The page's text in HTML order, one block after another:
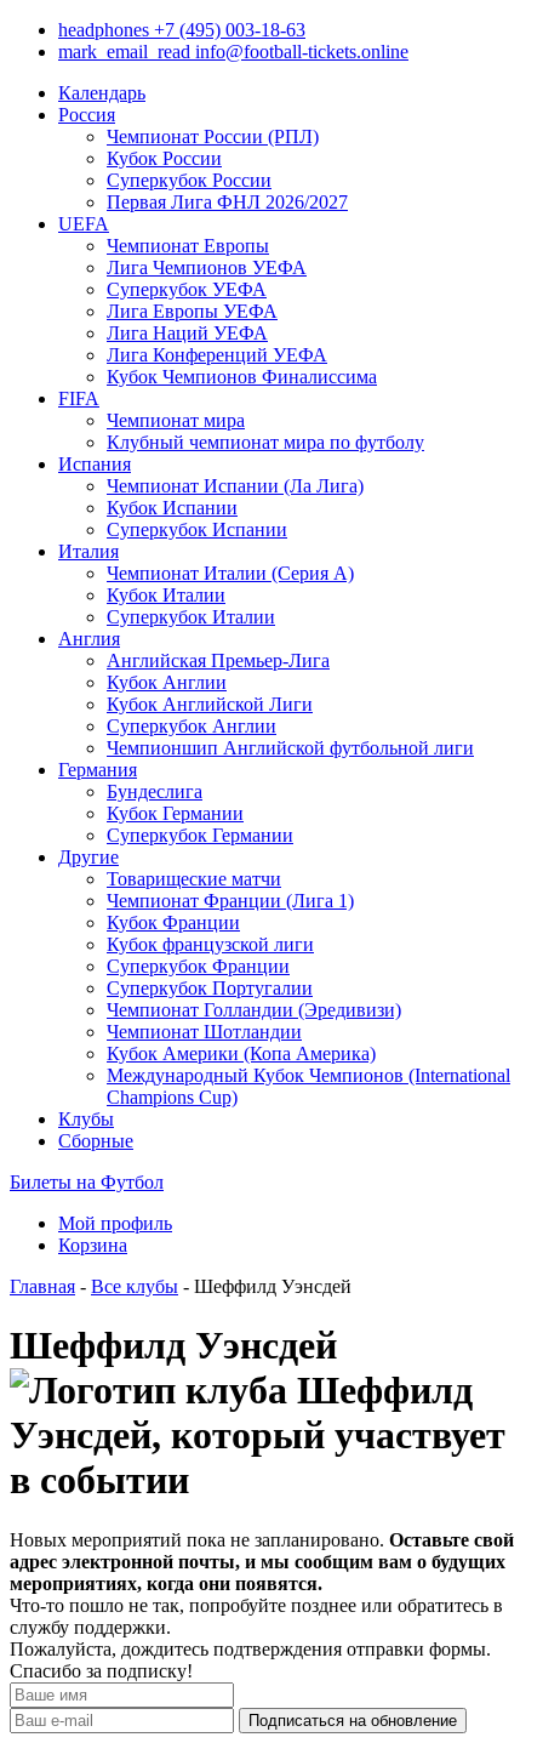
headphones +7 (495) 003-18-63
mark_email_read info@football-tickets.online
Календарь
Россия
Чемпионат России (РПЛ)
Кубок России
Суперкубок России
Первая Лига ФНЛ 2026/2027
UEFA
Чемпионат Европы
Лига Чемпионов УЕФА
Суперкубок УЕФА
Лига Европы УЕФА
Лига Наций УЕФА
Лига Конференций УЕФА
Кубок Чемпионов Финалиссима
FIFA
Чемпионат мира
Клубный чемпионат мира по футболу
Испания
Чемпионат Испании (Ла Лига)
Кубок Испании
Суперкубок Испании
Италия
Чемпионат Италии (Серия А)
Кубок Италии
Суперкубок Италии
Англия
Английская Премьер-Лига
Кубок Англии
Кубок Английской Лиги
Суперкубок Англии
Чемпионшип Английской футбольной лиги
Германия
Бундеслига
Кубок Германии
Суперкубок Германии
Другие
Товарищеские матчи
Чемпионат Франции (Лига 1)
Кубок Франции
Кубок французской лиги
Суперкубок Франции
Суперкубок Португалии
Чемпионат Голландии (Эредивизи)
Чемпионат Шотландии
Кубок Америки (Копа Америка)
Международный Кубок Чемпионов (International
Champions Cup)
Клубы
Сборные
Билеты на Футбол
Мой профиль
Корзина
Главная - Все клубы - Шеффилд Уэнсдей
Шеффилд Уэнсдей
Новых мероприятий пока не запланировано. Оставьте свой
адрес электронной почты, и мы сообщим вам о будущих
мероприятиях, когда они появятся.
Что-то пошло не так, попробуйте позднее или обратитесь в
службу поддержки.
Пожалуйста, дождитесь подтверждения отправки формы.
Спасибо за подписку!
Подписаться на обновление